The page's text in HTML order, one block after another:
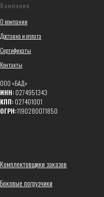
Компания
О компании
Доставка и оплата
Сертификаты
Контакты
ООО «БАД»
ИНН: 0274951343
КПП: 027401001
ОГРН:1190280071850
Комплектовщики заказов
Боковые погрузчики